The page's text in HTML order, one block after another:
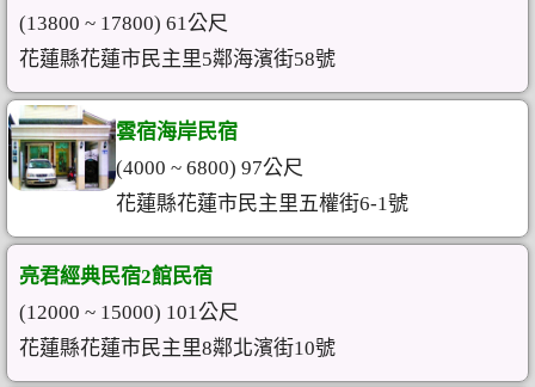
(13800 ~ 17800) 61公尺
花蓮縣花蓮市民主里5鄰海濱街58號
雲宿海岸民宿
(4000 ~ 6800) 97公尺
花蓮縣花蓮市民主里五權街6-1號
亮君經典民宿2館民宿
(12000 ~ 15000) 101公尺
花蓮縣花蓮市民主里8鄰北濱街10號